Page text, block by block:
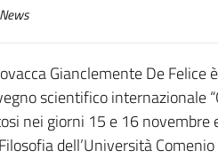
Gianclemente De Felice
scientifico internazionale
nei giorni 15 e 16 novembre
dell’Università